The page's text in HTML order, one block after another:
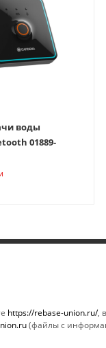
воды
01889-
Магазины
Условия
https://rebase-union.ru/,
(файлы с